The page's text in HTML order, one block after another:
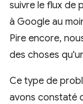
suivre le flux de
à Google au
Pire encore,
des choses
Ce type de
avons constaté